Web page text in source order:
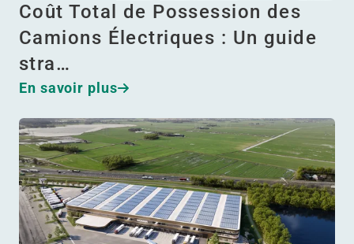
Coût Total de Possession des
Camions Électriques : Un guide
stra…
En savoir plus